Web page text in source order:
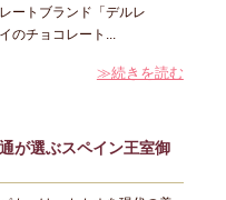
ートブランド「デルレ
のチョコレート...
≫続きを読む
が選ぶスペイン王室御